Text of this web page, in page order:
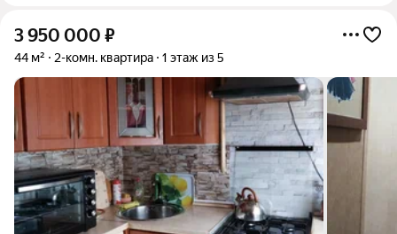
3 950 000 ₽
44 м² 2-комн. квартира 1 этаж из 5